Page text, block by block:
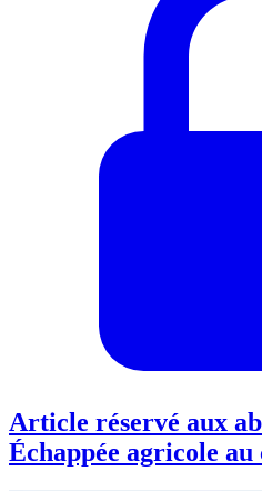
Article réservé aux
Échappée agricole